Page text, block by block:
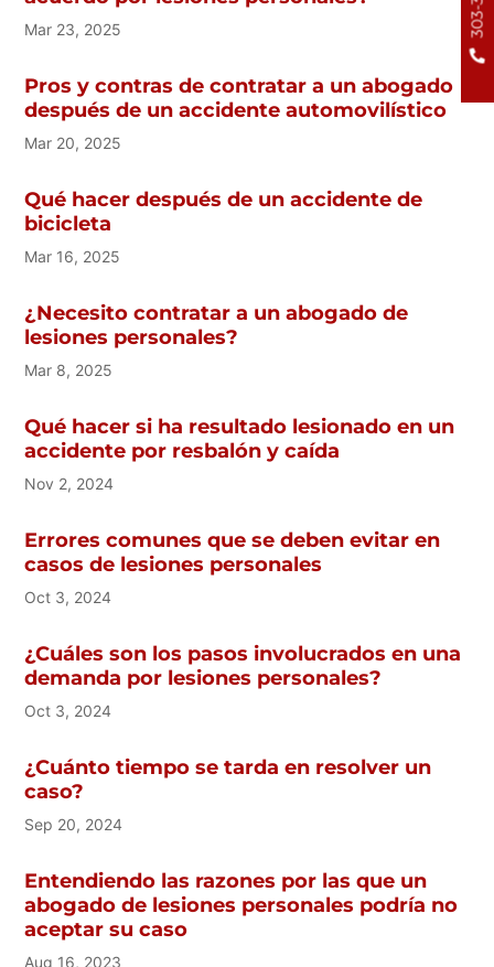
Mar 23, 2025
Pros y contras de contratar a un abogado
después de un accidente automovilístico
Mar 20, 2025
Qué hacer después de un accidente de
bicicleta
Mar 16, 2025
¿Necesito contratar a un abogado de
lesiones personales?
Mar 8, 2025
Qué hacer si ha resultado lesionado en un
accidente por resbalón y caída
Nov 2, 2024
Errores comunes que se deben evitar en
casos de lesiones personales
Oct 3, 2024
¿Cuáles son los pasos involucrados en una
demanda por lesiones personales?
Oct 3, 2024
¿Cuánto tiempo se tarda en resolver un
caso?
Sep 20, 2024
Entendiendo las razones por las que un
abogado de lesiones personales podría no
aceptar su caso
Aug 16, 2023